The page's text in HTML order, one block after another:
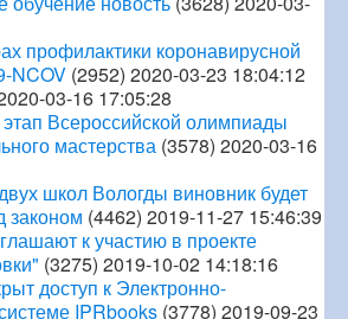
профилактики коронавирусной
NCOV (2952) 2020-03-23 18:04:12
03-16 17:05:28
Всероссийской олимпиады
мастерства (3578) 2020-03-16
школ Вологды виновник будет
законом (4462) 2019-11-27 15:46:39
к участию в проекте
(3275) 2019-10-02 14:18:16
доступ к Электронно-
IPRbooks (3778) 2019-09-23